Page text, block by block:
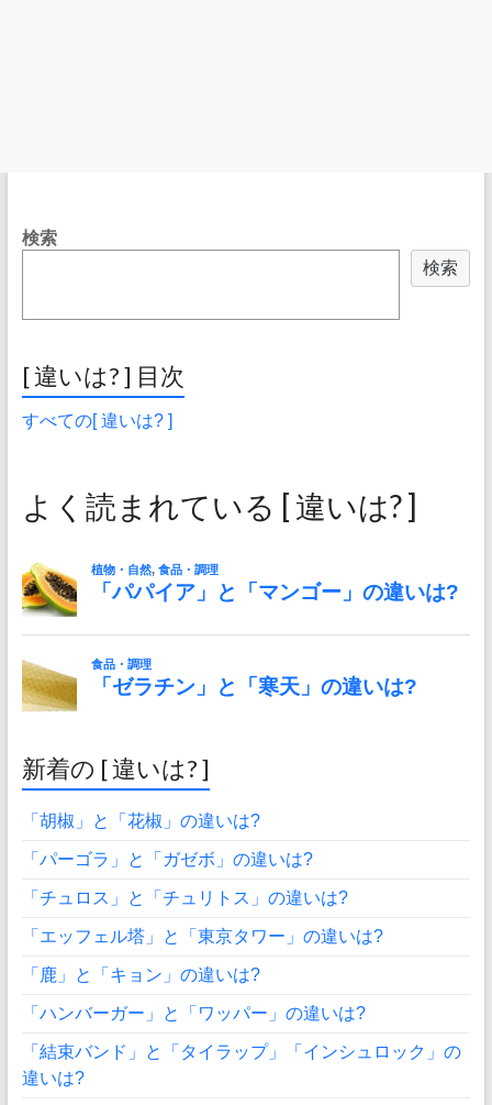
検索
検索
[ 違いは? ] 目次
すべての[ 違いは? ]
よく読まれている [ 違いは? ]
新着の [ 違いは? ]
「胡椒」と「花椒」の違いは?
「パーゴラ」と「ガゼボ」の違いは?
「チュロス」と「チュリトス」の違いは?
「エッフェル塔」と「東京タワー」の違いは?
「鹿」と「キョン」の違いは?
「ハンバーガー」と「ワッパー」の違いは?
「結束バンド」と「タイラップ」「インシュロック」の
違いは?